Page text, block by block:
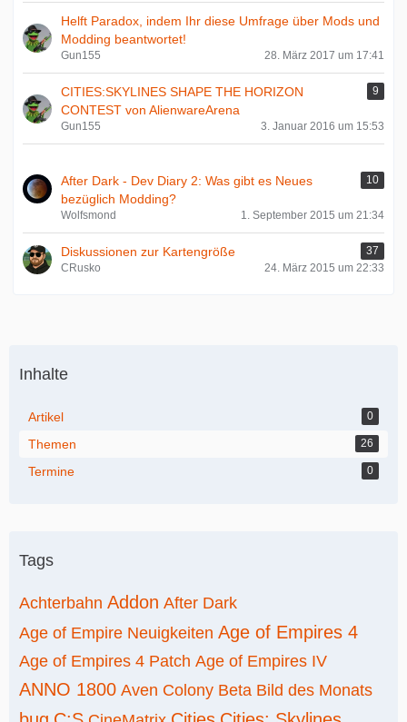
Helft Paradox, indem Ihr diese Umfrage über Mods und
Modding beantwortet!
Gun155 28. März 2017 um 17:41
CITIES:SKYLINES SHAPE THE HORIZON
CONTEST von AlienwareArena
9
Gun155 3. Januar 2016 um 15:53
After Dark - Dev Diary 2: Was gibt es Neues
bezüglich Modding?
10
Wolfsmond 1. September 2015 um 21:34
Diskussionen zur Kartengröße
37
CRusko
24. März 2015 um 22:33
Inhalte
Artikel 0
Themen 26
Termine 0
Tags
Achterbahn Addon After Dark
Age of Empire Neuigkeiten Age of Empires 4
Age of Empires 4 Patch Age of Empires IV
ANNO 1800 Aven Colony Beta Bild des Monats